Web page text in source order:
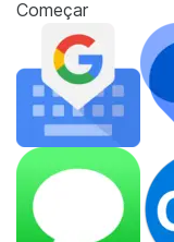
Começar